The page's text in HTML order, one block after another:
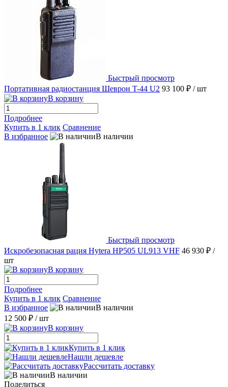
Быстрый просмотр
Портативная радиостанция Шеврон T-44 U2 93 100 ₽ / шт
В корзину
Подробнее
Купить в 1 клик Сравнение
В избранное
В наличии
Быстрый просмотр
Искробезопасная рация Hytera HP505 UL913 VHF 46 930 ₽ /
шт
В корзину
Подробнее
Купить в 1 клик Сравнение
В избранное
В наличии
12 500 ₽ / шт
В корзину
Купить в 1 клик
Нашли дешевле
Рассчитать доставку
В наличии
Поделиться